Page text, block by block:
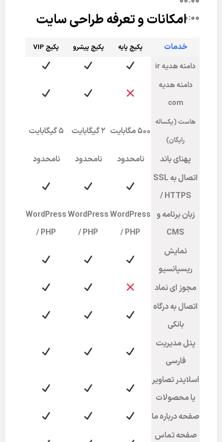
00:00امکانات و تعرفه طراحی سایت
خدمات پکیج پایه پکیج پیشرو پکیج VIP
دامنه هدیه ir
دامنه هدیه
com
هاست (یکساله
رایگان)
۵۰۰ مگابایت 2 گیگابایت 5 گیگابایت
پهنای باند نامحدود نامحدود
نامحدود
اتصال به SSL
/ HTTPS
زبان برنامه و
CMS
WordPress
/ PHP
WordPress
/ PHP
WordPress
/ PHP
نمایش
ریسپانسیو
مجوز ای نماد
اتصال به درگاه
بانکی
پنل مدیریت
فارسی
اسلایدر تصاویر
یا محصولات
صفحه درباره ما
صفحه تماس